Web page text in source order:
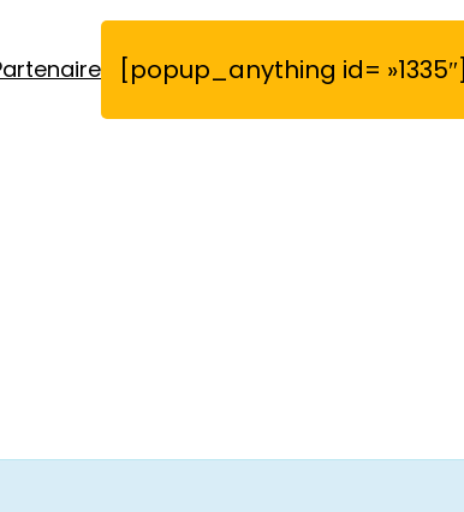
[popup_anything id= »1335″]